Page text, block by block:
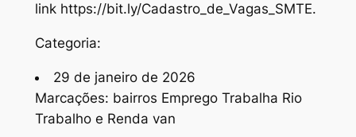
link https://bit.ly/Cadastro_de_Vagas_SMTE.
Categoria:
29 de janeiro de 2026
Marcações: bairros Emprego Trabalha Rio
Trabalho e Renda van